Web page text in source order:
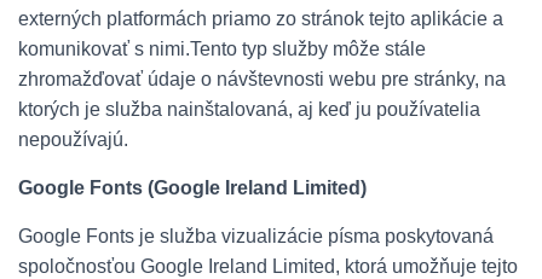
externých platformách priamo zo stránok tejto aplikácie a
komunikovať s nimi.Tento typ služby môže stále
zhromažďovať údaje o návštevnosti webu pre stránky, na
ktorých je služba nainštalovaná, aj keď ju používatelia
nepoužívajú.
Google Fonts (Google Ireland Limited)
Google Fonts je služba vizualizácie písma poskytovaná
spoločnosťou Google Ireland Limited, ktorá umožňuje tejto